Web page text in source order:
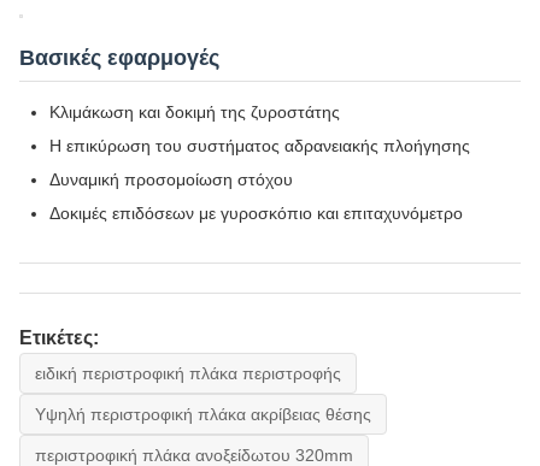
Βασικές εφαρμογές
Κλιμάκωση και δοκιμή της ζυροστάτης
Η επικύρωση του συστήματος αδρανειακής πλοήγησης
Δυναμική προσομοίωση στόχου
Δοκιμές επιδόσεων με γυροσκόπιο και επιταχυνόμετρο
Ετικέτες:
ειδική περιστροφική πλάκα περιστροφής
Υψηλή περιστροφική πλάκα ακρίβειας θέσης
περιστροφική πλάκα ανοξείδωτου 320mm